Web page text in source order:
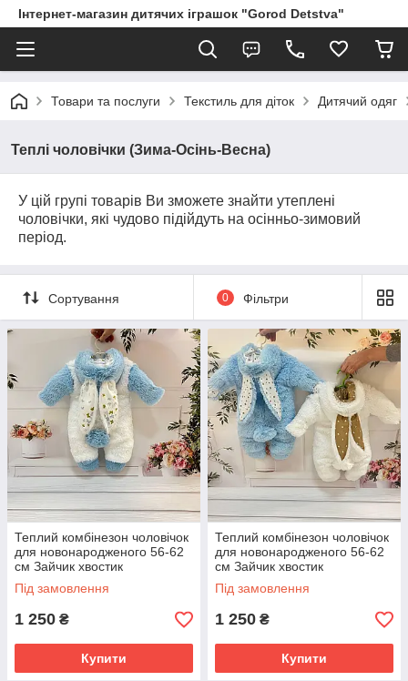
Інтернет-магазин дитячих іграшок "Gorod Detstva"
Товари та послуги Текстиль для діток Дитячий одяг
Теплі чоловічки (Зима-Осінь-Весна)
У цій групі товарів Ви зможете знайти утеплені
чоловічки, які чудово підійдуть на осінньо-зимовий
період.
Сортування 0 Фільтри
Теплий комбінезон чоловічок
для новонародженого 56-62
см Зайчик хвостик
відстібається Весна Осінь
Під замовлення
1 250 ₴
Купити
Теплий комбінезон чоловічок
для новонародженого 56-62
см Зайчик хвостик
відстібається Весна Осінь
Під замовлення
1 250 ₴
Купити